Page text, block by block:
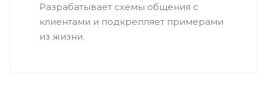
Разрабатывает схемы общения с
клиентами и подкрепляет примерами
из жизни.